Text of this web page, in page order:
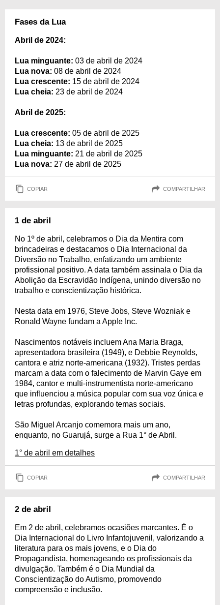
Fases da Lua
Abril de 2024:
Lua minguante: 03 de abril de 2024
Lua nova: 08 de abril de 2024
Lua crescente: 15 de abril de 2024
Lua cheia: 23 de abril de 2024
Abril de 2025:
Lua crescente: 05 de abril de 2025
Lua cheia: 13 de abril de 2025
Lua minguante: 21 de abril de 2025
Lua nova: 27 de abril de 2025
COPIAR COMPARTILHAR
1 de abril
No 1º de abril, celebramos o Dia da Mentira com
brincadeiras e destacamos o Dia Internacional da
Diversão no Trabalho, enfatizando um ambiente
profissional positivo. A data também assinala o Dia da
Abolição da Escravidão Indígena, unindo diversão no
trabalho e conscientização histórica.
Nesta data em 1976, Steve Jobs, Steve Wozniak e
Ronald Wayne fundam a Apple Inc.
Nascimentos notáveis incluem Ana Maria Braga,
apresentadora brasileira (1949), e Debbie Reynolds,
cantora e atriz norte-americana (1932). Tristes perdas
marcam a data com o falecimento de Marvin Gaye em
1984, cantor e multi-instrumentista norte-americano
que influenciou a música popular com sua voz única e
letras profundas, explorando temas sociais.
São Miguel Arcanjo comemora mais um ano,
enquanto, no Guarujá, surge a Rua 1° de Abril.
1° de abril em detalhes
COPIAR COMPARTILHAR
2 de abril
Em 2 de abril, celebramos ocasiões marcantes. É o
Dia Internacional do Livro Infantojuvenil, valorizando a
literatura para os mais jovens, e o Dia do
Propagandista, homenageando os profissionais da
divulgação. Também é o Dia Mundial da
Conscientização do Autismo, promovendo
compreensão e inclusão.